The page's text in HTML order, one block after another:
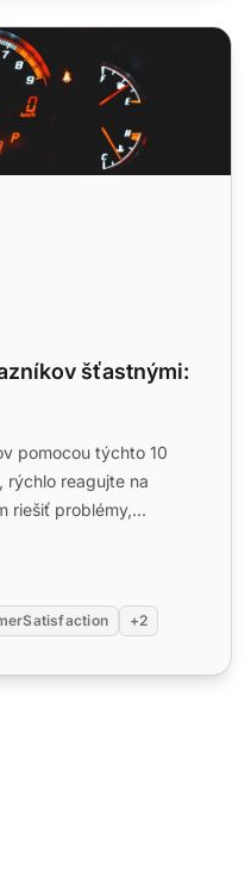
20 tipov a
šťastnými:
pomocou týchto 10
reagujte na
riešiť problémy,
+2